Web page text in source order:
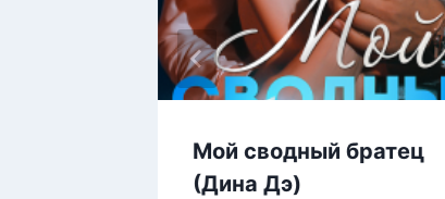
Мой сводный братец
(Дина Дэ)